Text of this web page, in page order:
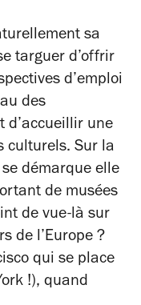
sa
targuer d’offrir
d’emploi
des
d’accueillir une
culturels. Sur la
démarque elle
de musées
de vue-là sur
de l’Europe ?
qui se place
!), quand